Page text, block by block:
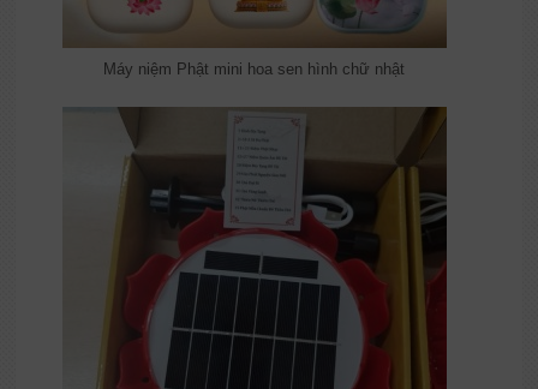
Máy niệm Phật mini hoa sen hình chữ nhật